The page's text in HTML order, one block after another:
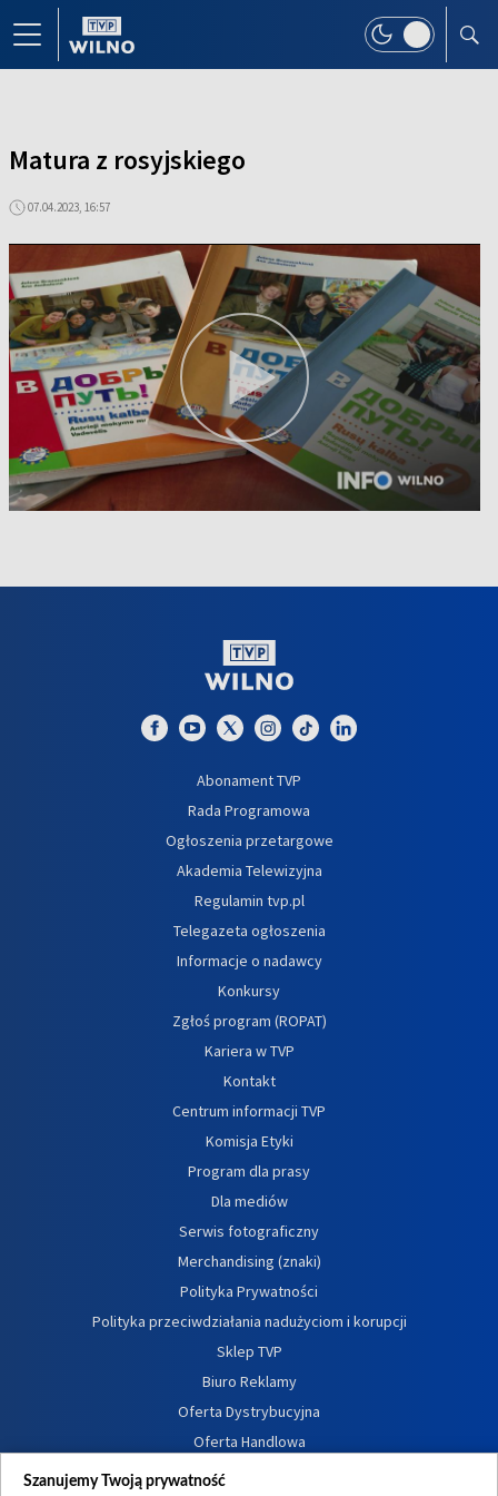
Matura z rosyjskiego
07.04.2023, 16:57
Abonament TVP
Rada Programowa
Ogłoszenia przetargowe
Akademia Telewizyjna
Regulamin tvp.pl
Telegazeta ogłoszenia
Informacje o nadawcy
Konkursy
Zgłoś program (ROPAT)
Kariera w TVP
Kontakt
Centrum informacji TVP
Komisja Etyki
Program dla prasy
Dla mediów
Serwis fotograficzny
Merchandising (znaki)
Polityka Prywatności
Polityka przeciwdziałania nadużyciom i korupcji
Sklep TVP
Biuro Reklamy
Oferta Dystrybucyjna
Oferta Handlowa
Dostępność
Szanujemy Twoją prywatność